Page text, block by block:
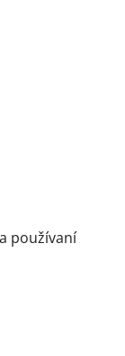
používaní